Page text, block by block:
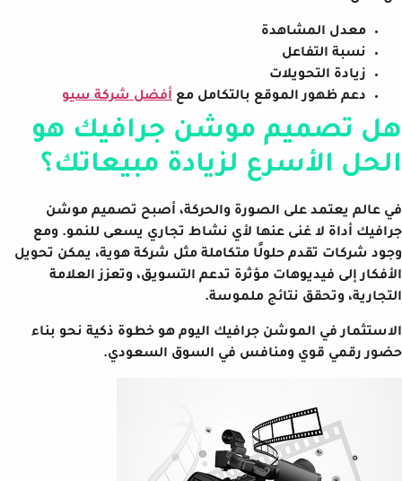
معدل المشاهدة
نسبة التفاعل
زيادة التحويلات
دعم ظهور الموقع بالتكامل مع أفضل شركة سيو
هل تصميم موشن جرافيك هو
الحل الأسرع لزيادة مبيعاتك؟
في عالم يعتمد على الصورة والحركة، أصبح تصميم موشن
جرافيك أداة لا غنى عنها لأي نشاط تجاري يسعى للنمو. ومع
وجود شركات تقدم حلولًا متكاملة مثل شركة هوية، يمكن تحويل
الأفكار إلى فيديوهات مؤثرة تدعم التسويق، وتعزز العلامة
التجارية، وتحقق نتائج ملموسة.
الاستثمار في الموشن جرافيك اليوم هو خطوة ذكية نحو بناء
حضور رقمي قوي ومنافس في السوق السعودي.